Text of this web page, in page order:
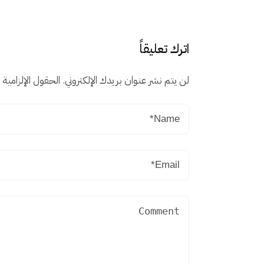
اترك تعليقاً
لن يتم نشر عنوان بريدك الإلكتروني. الحقول